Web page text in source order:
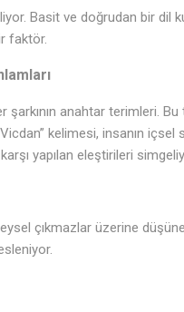
Basit ve doğrudan bir
faktör.
şarkının anahtar terimleri.
kelimesi, insanın
yapılan eleştirileri
çıkmazlar üzerine